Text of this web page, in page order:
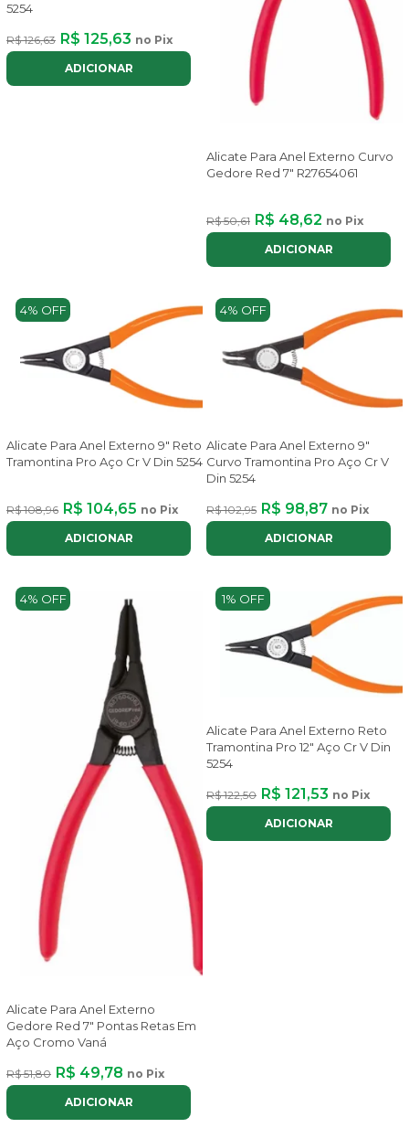
5254
R$ 126,63 R$ 125,63 no Pix
ADICIONAR
Alicate Para Anel Externo Curvo
Gedore Red 7" R27654061
R$ 50,61 R$ 48,62 no Pix
ADICIONAR
4% OFF
Alicate Para Anel Externo 9" Reto
Tramontina Pro Aço Cr V Din 5254
R$ 108,96 R$ 104,65 no Pix
ADICIONAR
4% OFF
Alicate Para Anel Externo 9"
Curvo Tramontina Pro Aço Cr V
Din 5254
R$ 102,95 R$ 98,87 no Pix
ADICIONAR
4% OFF
Alicate Para Anel Externo
Gedore Red 7" Pontas Retas Em
Aço Cromo Vaná
R$ 51,80 R$ 49,78 no Pix
ADICIONAR
1% OFF
Alicate Para Anel Externo Reto
Tramontina Pro 12" Aço Cr V Din
5254
R$ 122,50 R$ 121,53 no Pix
ADICIONAR